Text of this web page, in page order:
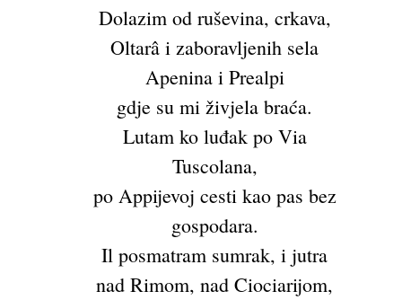
Dolazim od ruševina, crkava,
Oltarâ i zaboravljenih sela
Apenina i Prealpi
gdje su mi živjela braća.
Lutam ko luđak po Via
Tuscolana,
po Appijevoj cesti kao pas bez
gospodara.
Il posmatram sumrak, i jutra
nad Rimom, nad Ciociarijom,